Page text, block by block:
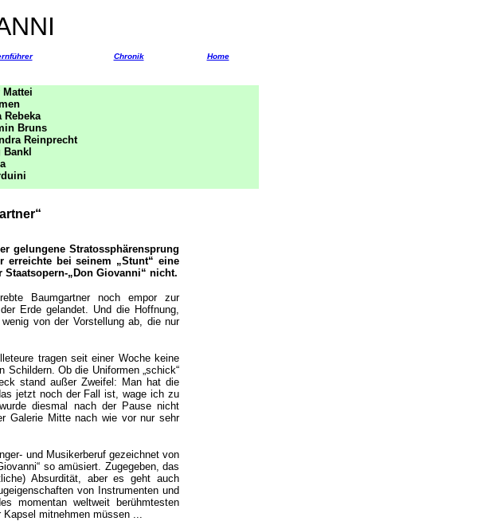
Chronik Home
Mattei
Rebeka
Bruns
Reinprecht
“
gelungene Stratossphärensprung
erreichte bei seinem „Stunt“ eine
„Don Giovanni“ nicht.
Baumgartner noch empor zur
Erde gelandet. Und die Hoffnung,
von der Vorstellung ab, die nur
tragen seit einer Woche keine
Schildern. Ob die Uniformen „schick“
stand außer Zweifel: Man hat die
jetzt noch der Fall ist, wage ich zu
diesmal nach der Pause nicht
Galerie Mitte nach wie vor nur sehr
und Musikerberuf gezeichnet von
so amüsiert. Zugegeben, das
Absurdität, aber es geht auch
von Instrumenten und
momentan weltweit berühmtesten
Kapsel mitnehmen müssen ...